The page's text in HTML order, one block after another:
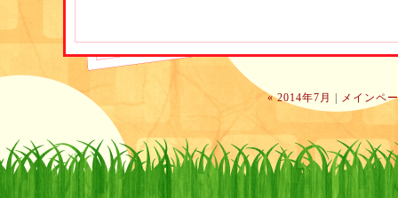
よくあるのが、「入れ歯使って食べてるので食事は問
す。」と言っている方でも、義歯が合っておらず実際
が出来ずに丸飲みしている方もいます。
口腔内の状態も変化するので、何年も前に作った義歯
かもわかりませんし、作ったばかりの義歯でも使用し
せん。
« 2014年7月 メインペ